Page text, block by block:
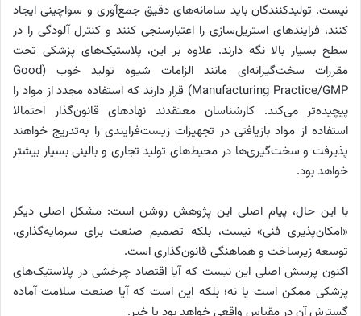
نیست. تولیدکنندگان باید سامانه‌های دقیق جمع‌آوری و سواچینی ایجاد
کنند، فرایندهای استریل‌سازی را اعتبارسنجی کنند و کنترل آلودگی را در
سطح بسیار بالا نگه دارند. علاوه بر این، پلاستیک‌های پزشکی تحت
مقررات سخت‌گیرانه‌ای مانند الزامات شیوه تولید خوب (Good
Manufacturing Practice/GMP) قرار دارند که استفاده مجدد از مواد را
پیچیده‌تر می‌کند. کارشناسان معتقدند نهادهای قانون‌گذار احتمالا
استفاده از مواد بازیافتی در تجهیزات زیست‌فرایندی را به‌تدریج خواهند
پذیرفت و سخت‌گیری‌ها در محیط‌های تولید تجاری و بالینی بسیار بیشتر
خواهد بود.
با این حال، پیام اصلی این پژوهش روشن است: مشکل اصلی دیگر
«امکان‌پذیری فنی» نیست، بلکه تصمیم صنعت برای سرمایه‌گذاری،
توسعه زیرساخت و هماهنگی قانون‌گذاری است.
اکنون پرسش اصلی این نیست که آیا اقتصاد چرخشی در پلاستیک‌های
پزشکی ممکن است یا نه؛ بلکه این است که آیا صنعت سلامت آماده
گسترش آن در مقیاس واقعی خواهد بود یا خیر.